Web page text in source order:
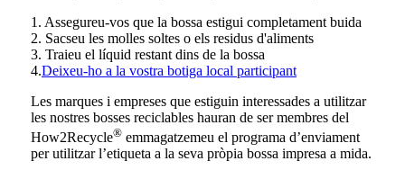
1. Assegureu-vos que la bossa estigui completament buida
2. Sacseu les molles soltes o els residus d'aliments
3. Traieu el líquid restant dins de la bossa
4.Deixeu-ho a la vostra botiga local participant
Les marques i empreses que estiguin interessades a utilitzar
les nostres bosses reciclables hauran de ser membres del
How2Recycle® emmagatzemeu el programa d’enviament
per utilitzar l’etiqueta a la seva pròpia bossa impresa a mida.